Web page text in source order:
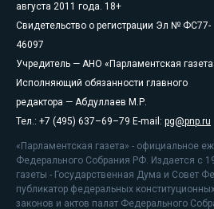
августа 2011 года. 18+
Свидетельство о регистрации Эл № ФС77-
46097
Учредитель — АНО «Парламентская
Исполняющий обязанности главного
редактора — Абдуллаев М.Р.
Тел.: +7 (495) 637–69–79 E-mail: pg@pnp.ru
«Парламентская газета» - официальное
Федерального Собрания РФ. Издается с
газеты - Государственная Дума и Совет
публикатор федеральных
законов и актов палат Федерального